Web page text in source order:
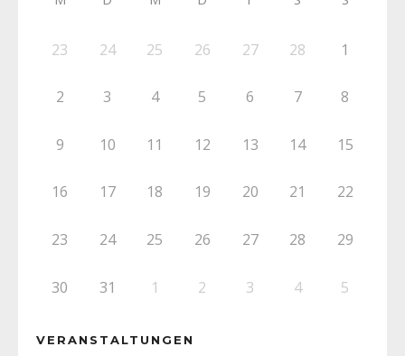
23 24 25 26 27 28 1
2 3 4 5 6 7 8
9 10 11 12 13 14 15
16 17 18 19 20 21 22
23 24 25 26 27 28 29
30 31 1 2 3 4 5
VERANSTALTUNGEN